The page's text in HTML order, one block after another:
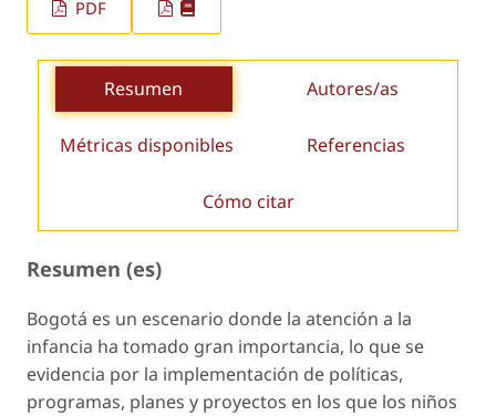
PDF
Resumen Autores/as
Métricas disponibles Referencias
Cómo citar
Resumen (es)
Bogotá es un escenario donde la atención a la
infancia ha tomado gran importancia, lo que se
evidencia por la implementación de políticas,
programas, planes y proyectos en los que los niños